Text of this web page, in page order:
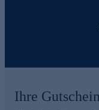
Ihre